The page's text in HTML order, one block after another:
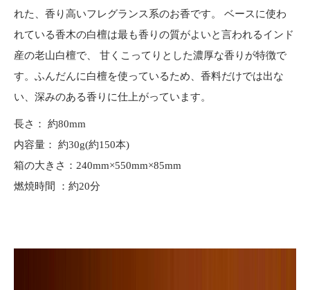
れた、香り高いフレグランス系のお香です。 ベースに使わ
れている香木の白檀は最も香りの質がよいと言われるインド
産の老山白檀で、 甘くこってりとした濃厚な香りが特徴で
す。ふんだんに白檀を使っているため、香料だけでは出な
い、深みのある香りに仕上がっています。
長さ： 約80mm
内容量： 約30g(約150本)
箱の大きさ：240mm×550mm×85mm
燃焼時間 ：約20分